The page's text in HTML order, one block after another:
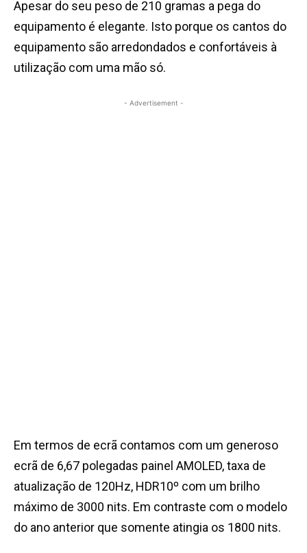
Apesar do seu peso de 210 gramas a pega do
equipamento é elegante. Isto porque os cantos do
equipamento são arredondados e confortáveis à
utilização com uma mão só.
- Advertisement -
Em termos de ecrã contamos com um generoso
ecrã de 6,67 polegadas painel AMOLED, taxa de
atualização de 120Hz, HDR10º com um brilho
máximo de 3000 nits. Em contraste com o modelo
do ano anterior que somente atingia os 1800 nits.